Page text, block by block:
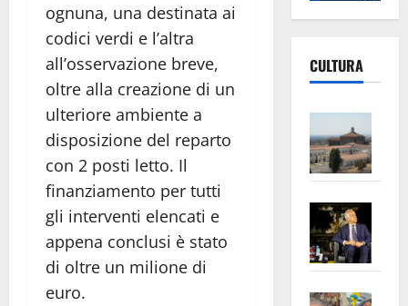
ognuna, una destinata ai
codici verdi e l’altra
all’osservazione breve,
oltre alla creazione di un
ulteriore ambiente a
disposizione del reparto
con 2 posti letto. Il
finanziamento per tutti
gli interventi elencati e
appena conclusi è stato
di oltre un milione di
euro.
CULTURA
apre